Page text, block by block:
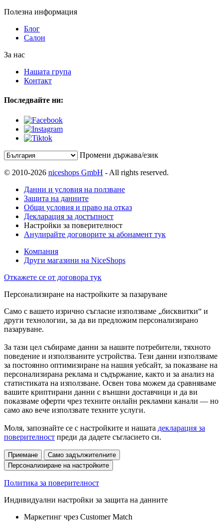
Полезна информация
Блог
Салон
За нас
Нашата група
Контакт
Последвайте ни:
Промени държава/език
© 2010-2026 niceshops GmbH - All rights reserved.
Данни и условия на ползване
Защита на данните
Общи условия и право на отказ
Декларация за достъпност
Настройки за поверителност
Анулирайте договорите за абонамент тук
Компания
Други магазини на NiceShops
Откажете се от договора тук
Персонализиране на настройките за пазаруване
Само с вашето изрично съгласие използваме „бисквитки“ и
други технологии, за да ви предложим персонализирано
пазаруване.
За тази цел събираме данни за нашите потребители, тяхното
поведение и използваните устройства. Тези данни използваме
за постоянно оптимизиране на нашия уебсайт, за показване на
персонализирана реклама и съдържание, както и за анализ на
статистиката на използване. Освен това можем да сравняваме
вашите криптирани данни с външни доставчици и да ви
показваме оферти чрез техните онлайн рекламни канали — но
само ако вече използвате техните услуги.
Моля, запознайте се с настройките и нашата декларация за
поверителност преди да дадете съгласието си.
Приемане
Само задължителните
Персонализиране на настройките
Политика за поверителност
Индивидуални настройки за защита на данните
Маркетинг чрез Customer Match